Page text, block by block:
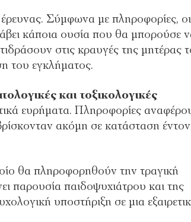
έρευνας. Σύμφωνα με πληροφορίες, οι
κάποια ουσία που θα μπορούσε
στις κραυγές της μητέρας
του εγκλήματος.
και τοξικολογικές
ευρήματα. Πληροφορίες
ακόμη σε κατάσταση
θα πληροφορηθούν την τραγική
παρουσία παιδοψυχιάτρου και της
υποστήριξη σε μια